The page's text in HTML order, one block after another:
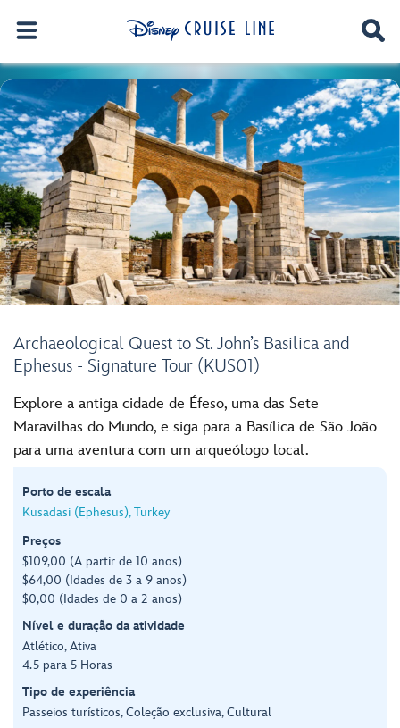
Archaeological Quest to St. John’s Basilica and
Ephesus - Signature Tour (KUS01)
Explore a antiga cidade de Éfeso, uma das Sete
Maravilhas do Mundo, e siga para a Basílica de São João
para uma aventura com um arqueólogo local.
Porto de escala
Kusadasi (Ephesus), Turkey
Preços
$109,00 (A partir de 10 anos)
$64,00 (Idades de 3 a 9 anos)
$0,00 (Idades de 0 a 2 anos)
Nível e duração da atividade
Atlético, Ativa
4.5 para 5 Horas
Tipo de experiência
Passeios turísticos, Coleção exclusiva, Cultural